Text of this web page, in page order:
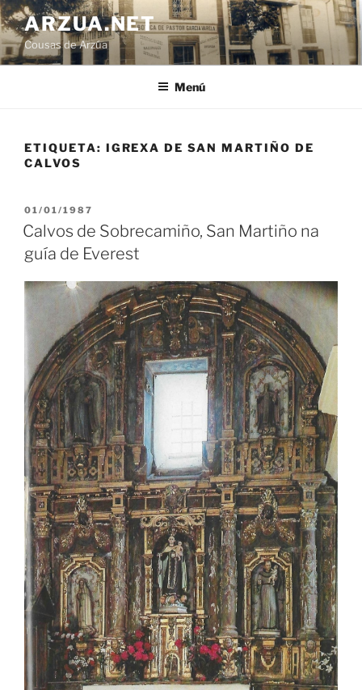
Ir
o
contido
ARZUA.NET
Cousas de Arzúa
Menú
ETIQUETA: IGREXA DE SAN MARTIÑO DE
CALVOS
PUBLICADO
EN
01/01/1987
Calvos de Sobrecamiño, San Martiño na
guía de Everest